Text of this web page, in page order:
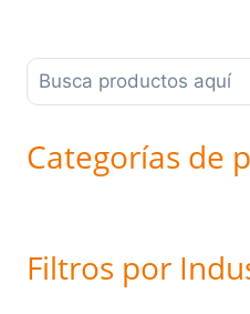
Categorías de
Filtros por